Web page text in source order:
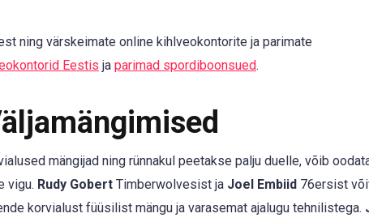
ning värskeimate online kihlveokontorite ja parimate
Eestis ja parimad spordiboonsued.
mängijad ning rünnakul peetakse palju duelle, võib
vigu. Rudy Gobert Timberwolvesist ja Joel Embiid 76ersist
korvialust füüsilist mängu ja varasemat ajalugu tehnilistega.